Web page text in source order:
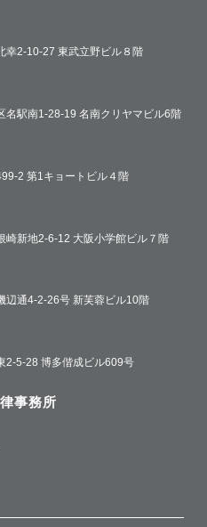
幸2-10-27 東武立野ビル８階
名駅南1-28-19 名南クリヤマビル6階
2 第1キョートビル４階
崎新地2-6-12 大阪小学館ビル７階
辺通4-2-26号 新芙蓉ビル10階
2-5-28 博多偕成ビル609号
事務所